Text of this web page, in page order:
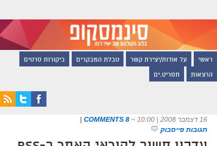
ראשי על אודות/יצירת קשר טבלת המבקרים ביקורות סרטים
הרצאות תסריט.ים
16 דצמבר 2008 | 10:00 ~
8 COMMENTS
|
תגובות פייסבוק